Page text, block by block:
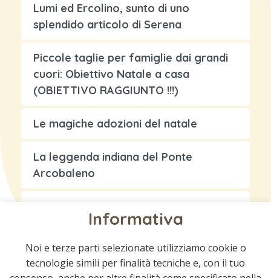
Lumi ed Ercolino, sunto di uno
splendido articolo di Serena
Piccole taglie per famiglie dai grandi
cuori: Obiettivo Natale a casa
(OBIETTIVO RAGGIUNTO !!!)
Le magiche adozioni del natale
La leggenda indiana del Ponte
Arcobaleno
Informativa
Noi e terze parti selezionate utilizziamo cookie o
tecnologie simili per finalità tecniche e, con il tuo